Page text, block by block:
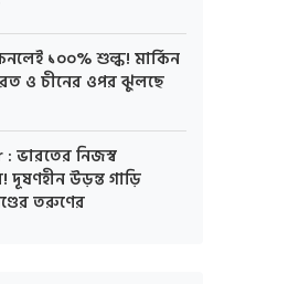
১০০% শুল্ক! মার্কিন
ও চীনের ওপর ঝুলছে
ভারতের নিজস্ব
দূষণহীন উড়ন্ত গাড়ি
তরুণের